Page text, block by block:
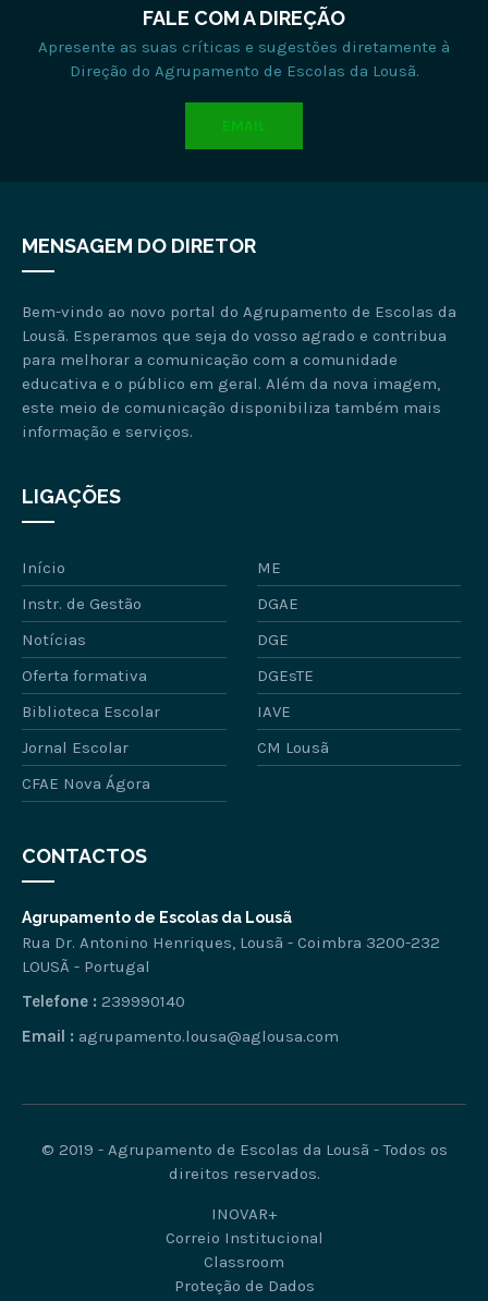
FALE COM A DIREÇÃO
Apresente as suas críticas e sugestões diretamente à
Direção do Agrupamento de Escolas da Lousã.
EMAIL
MENSAGEM DO DIRETOR
Bem-vindo ao novo portal do Agrupamento de Escolas da
Lousã. Esperamos que seja do vosso agrado e contribua
para melhorar a comunicação com a comunidade
educativa e o público em geral. Além da nova imagem,
este meio de comunicação disponibiliza também mais
informação e serviços.
LIGAÇÕES
Início
ME
Instr. de Gestão
DGAE
Notícias
DGE
Oferta formativa
DGEsTE
Biblioteca Escolar
IAVE
Jornal Escolar
CM Lousã
CFAE Nova Ágora
CONTACTOS
Agrupamento de Escolas da Lousã
Rua Dr. Antonino Henriques, Lousã - Coimbra 3200-232
LOUSÃ - Portugal
Telefone : 239990140
Email : agrupamento.lousa@aglousa.com
© 2019 - Agrupamento de Escolas da Lousã - Todos os
direitos reservados.
INOVAR+
Correio Institucional
Classroom
Proteção de Dados